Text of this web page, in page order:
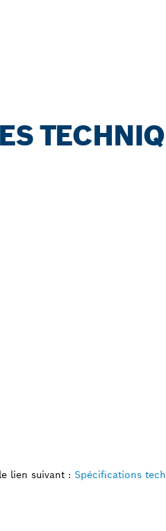
lien suivant : Spécifications